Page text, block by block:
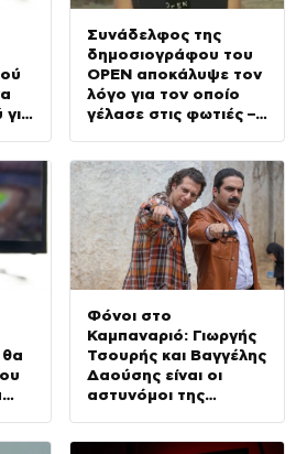
για
Συνάδελφος της
δημοσιογράφου του
OPEN αποκάλυψε τον
λόγο για τον οποίο
γέλασε στις φωτιές –
θα
Φόνοι στο
Καμπαναριό: Γιωργής
Τσουρής και Βαγγέλης
Δαούσης είναι οι
αστυνόμοι της